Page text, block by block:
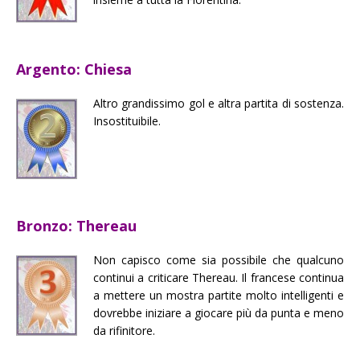
Argento: Chiesa
Altro grandissimo gol e altra partita di sostenza.
Insostituibile.
Bronzo: Thereau
Non capisco come sia possibile che qualcuno
continui a criticare Thereau. Il francese continua
a mettere un mostra partite molto intelligenti e
dovrebbe iniziare a giocare più da punta e meno
da rifinitore.